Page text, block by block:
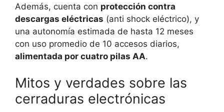
Además, cuenta con protección contra
descargas eléctricas (anti shock eléctrico), y
una autonomía estimada de hasta 12 meses
con uso promedio de 10 accesos diarios,
alimentada por cuatro pilas AA.
Mitos y verdades sobre las
cerraduras electrónicas